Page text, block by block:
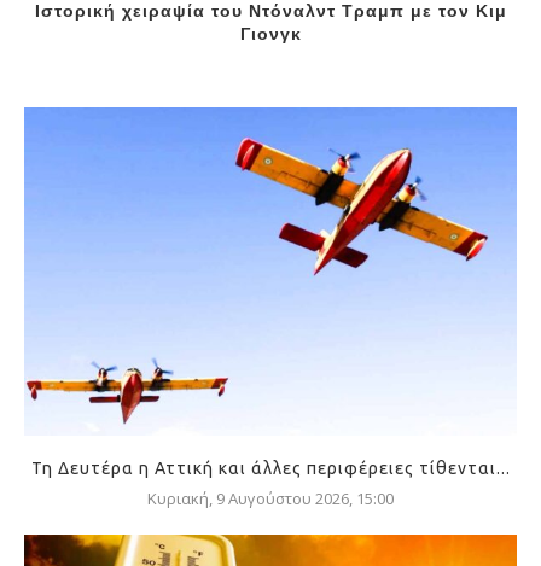
Ιστορική χειραψία του Ντόναλντ Τραμπ με τον Κιμ
Γιονγκ
Τη Δευτέρα η Αττική και άλλες περιφέρειες τίθενται...
Κυριακή, 9 Αυγούστου 2026, 15:00